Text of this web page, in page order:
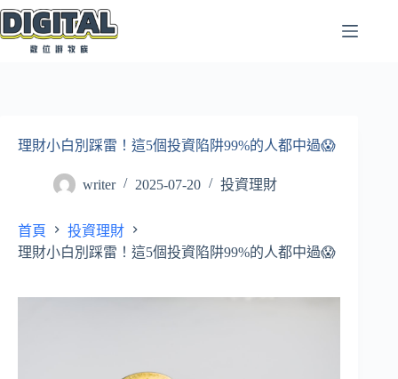
跳
至
理財小白別踩雷！這5個投資陷阱99%的人都中過😱
writer 2025-07-20 投資理財
首頁
投資理財
理財小白別踩雷！這5個投資陷阱99%的人都中過😱